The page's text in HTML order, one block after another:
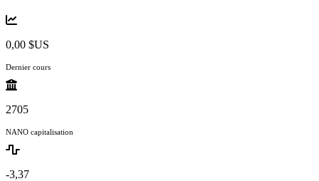
0,00 $US
Dernier cours
2705
NANO capitalisation
-3,37